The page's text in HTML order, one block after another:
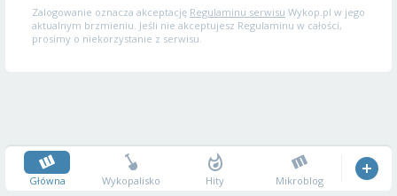
Zalogowanie oznacza akceptację Regulaminu serwisu Wykop.pl w jego
aktualnym brzmieniu. Jeśli nie akceptujesz Regulaminu w całości,
prosimy o niekorzystanie z serwisu.
Główna Wykopalisko Hity Mikroblog